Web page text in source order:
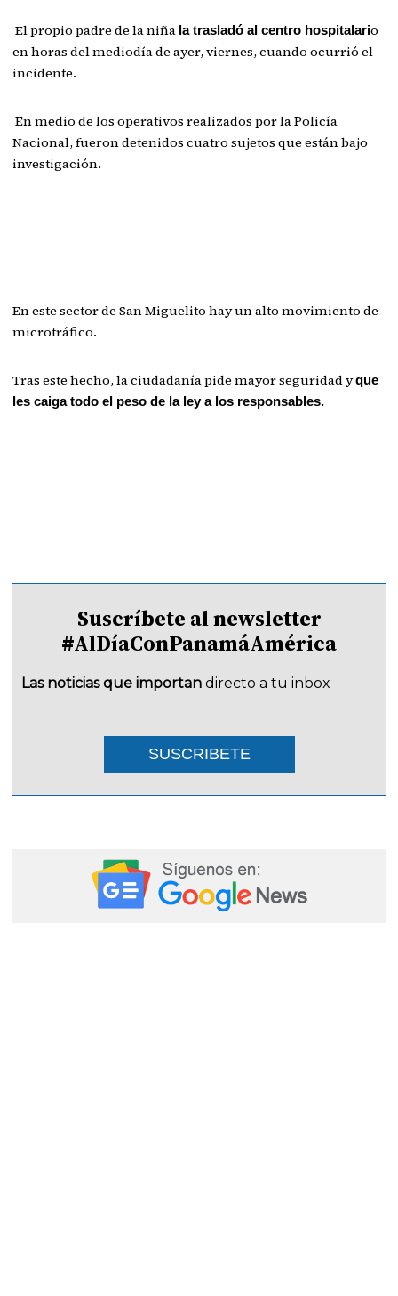
El propio padre de la niña la trasladó al centro hospitalario
en horas del mediodía de ayer, viernes, cuando ocurrió el
incidente.
En medio de los operativos realizados por la Policía
Nacional, fueron detenidos cuatro sujetos que están bajo
investigación.
En este sector de San Miguelito hay un alto movimiento de
microtráfico.
Tras este hecho, la ciudadanía pide mayor seguridad yque
les caiga todo el peso de la ley a los responsables.
Suscríbete al newsletter
#AlDíaConPanamáAmérica
Las noticias que importan directo a tu inbox
SUSCRIBETE